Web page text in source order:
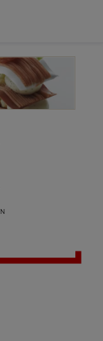
ligne